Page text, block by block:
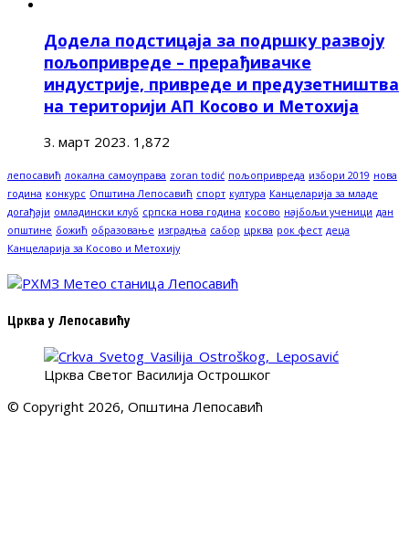
Додела подстицаја за подршку развоју
пољопривреде – прерађивачке
индустрије, привреде и предузетништва
на територији АП Косово и Метохија
3. март 2023. 1,872
лепосавић локална самоуправа zoran todić пољопривреда избори 2019 нова
година конкурс Општина Лепосавић спорт култура Канцеларија за младе
догађаји омладински клуб српска нова година косово најбољи ученици дан
општине божић образовање изградња сабор црква рок фест деца
Канцеларија за Косово и Метохију
Црква у Лепосавићу
Црква Светог Василија Острошког
© Copyright 2026, Општина Лепосавић